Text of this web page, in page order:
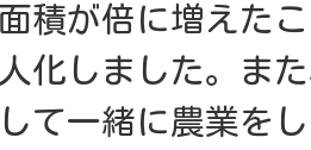
積が倍に増えた
化しました。ま
て一緒に農業を